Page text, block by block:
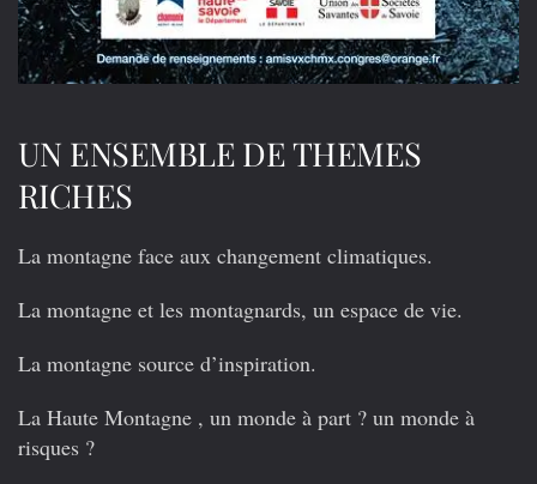
UN ENSEMBLE DE THEMES
RICHES
La montagne face aux changement climatiques.
La montagne et les montagnards, un espace de vie.
La montagne source d’inspiration.
La Haute Montagne , un monde à part ? un monde à
risques ?